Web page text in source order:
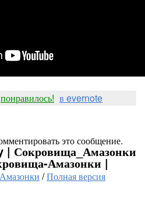
понравилось! в evernote
это сообщение.
| Сокровища_Амазонки
Амазонки |
/Полная версия